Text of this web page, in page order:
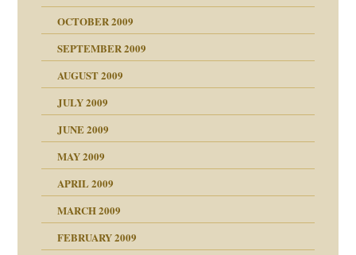
OCTOBER 2009
SEPTEMBER 2009
AUGUST 2009
JULY 2009
JUNE 2009
MAY 2009
APRIL 2009
MARCH 2009
FEBRUARY 2009